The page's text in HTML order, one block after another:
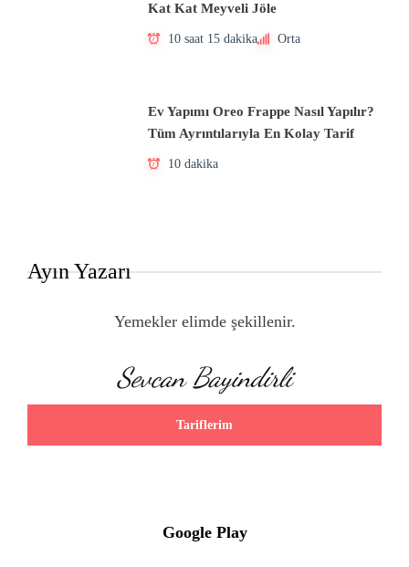
Kat Kat Meyveli Jöle
10 saat 15 dakika Orta
Ev Yapımı Oreo Frappe Nasıl Yapılır?
Tüm Ayrıntılarıyla En Kolay Tarif
10 dakika
Ayın Yazarı
Yemekler elimde şekillenir.
Sevcan Bayindirli
Tariflerim
Google Play